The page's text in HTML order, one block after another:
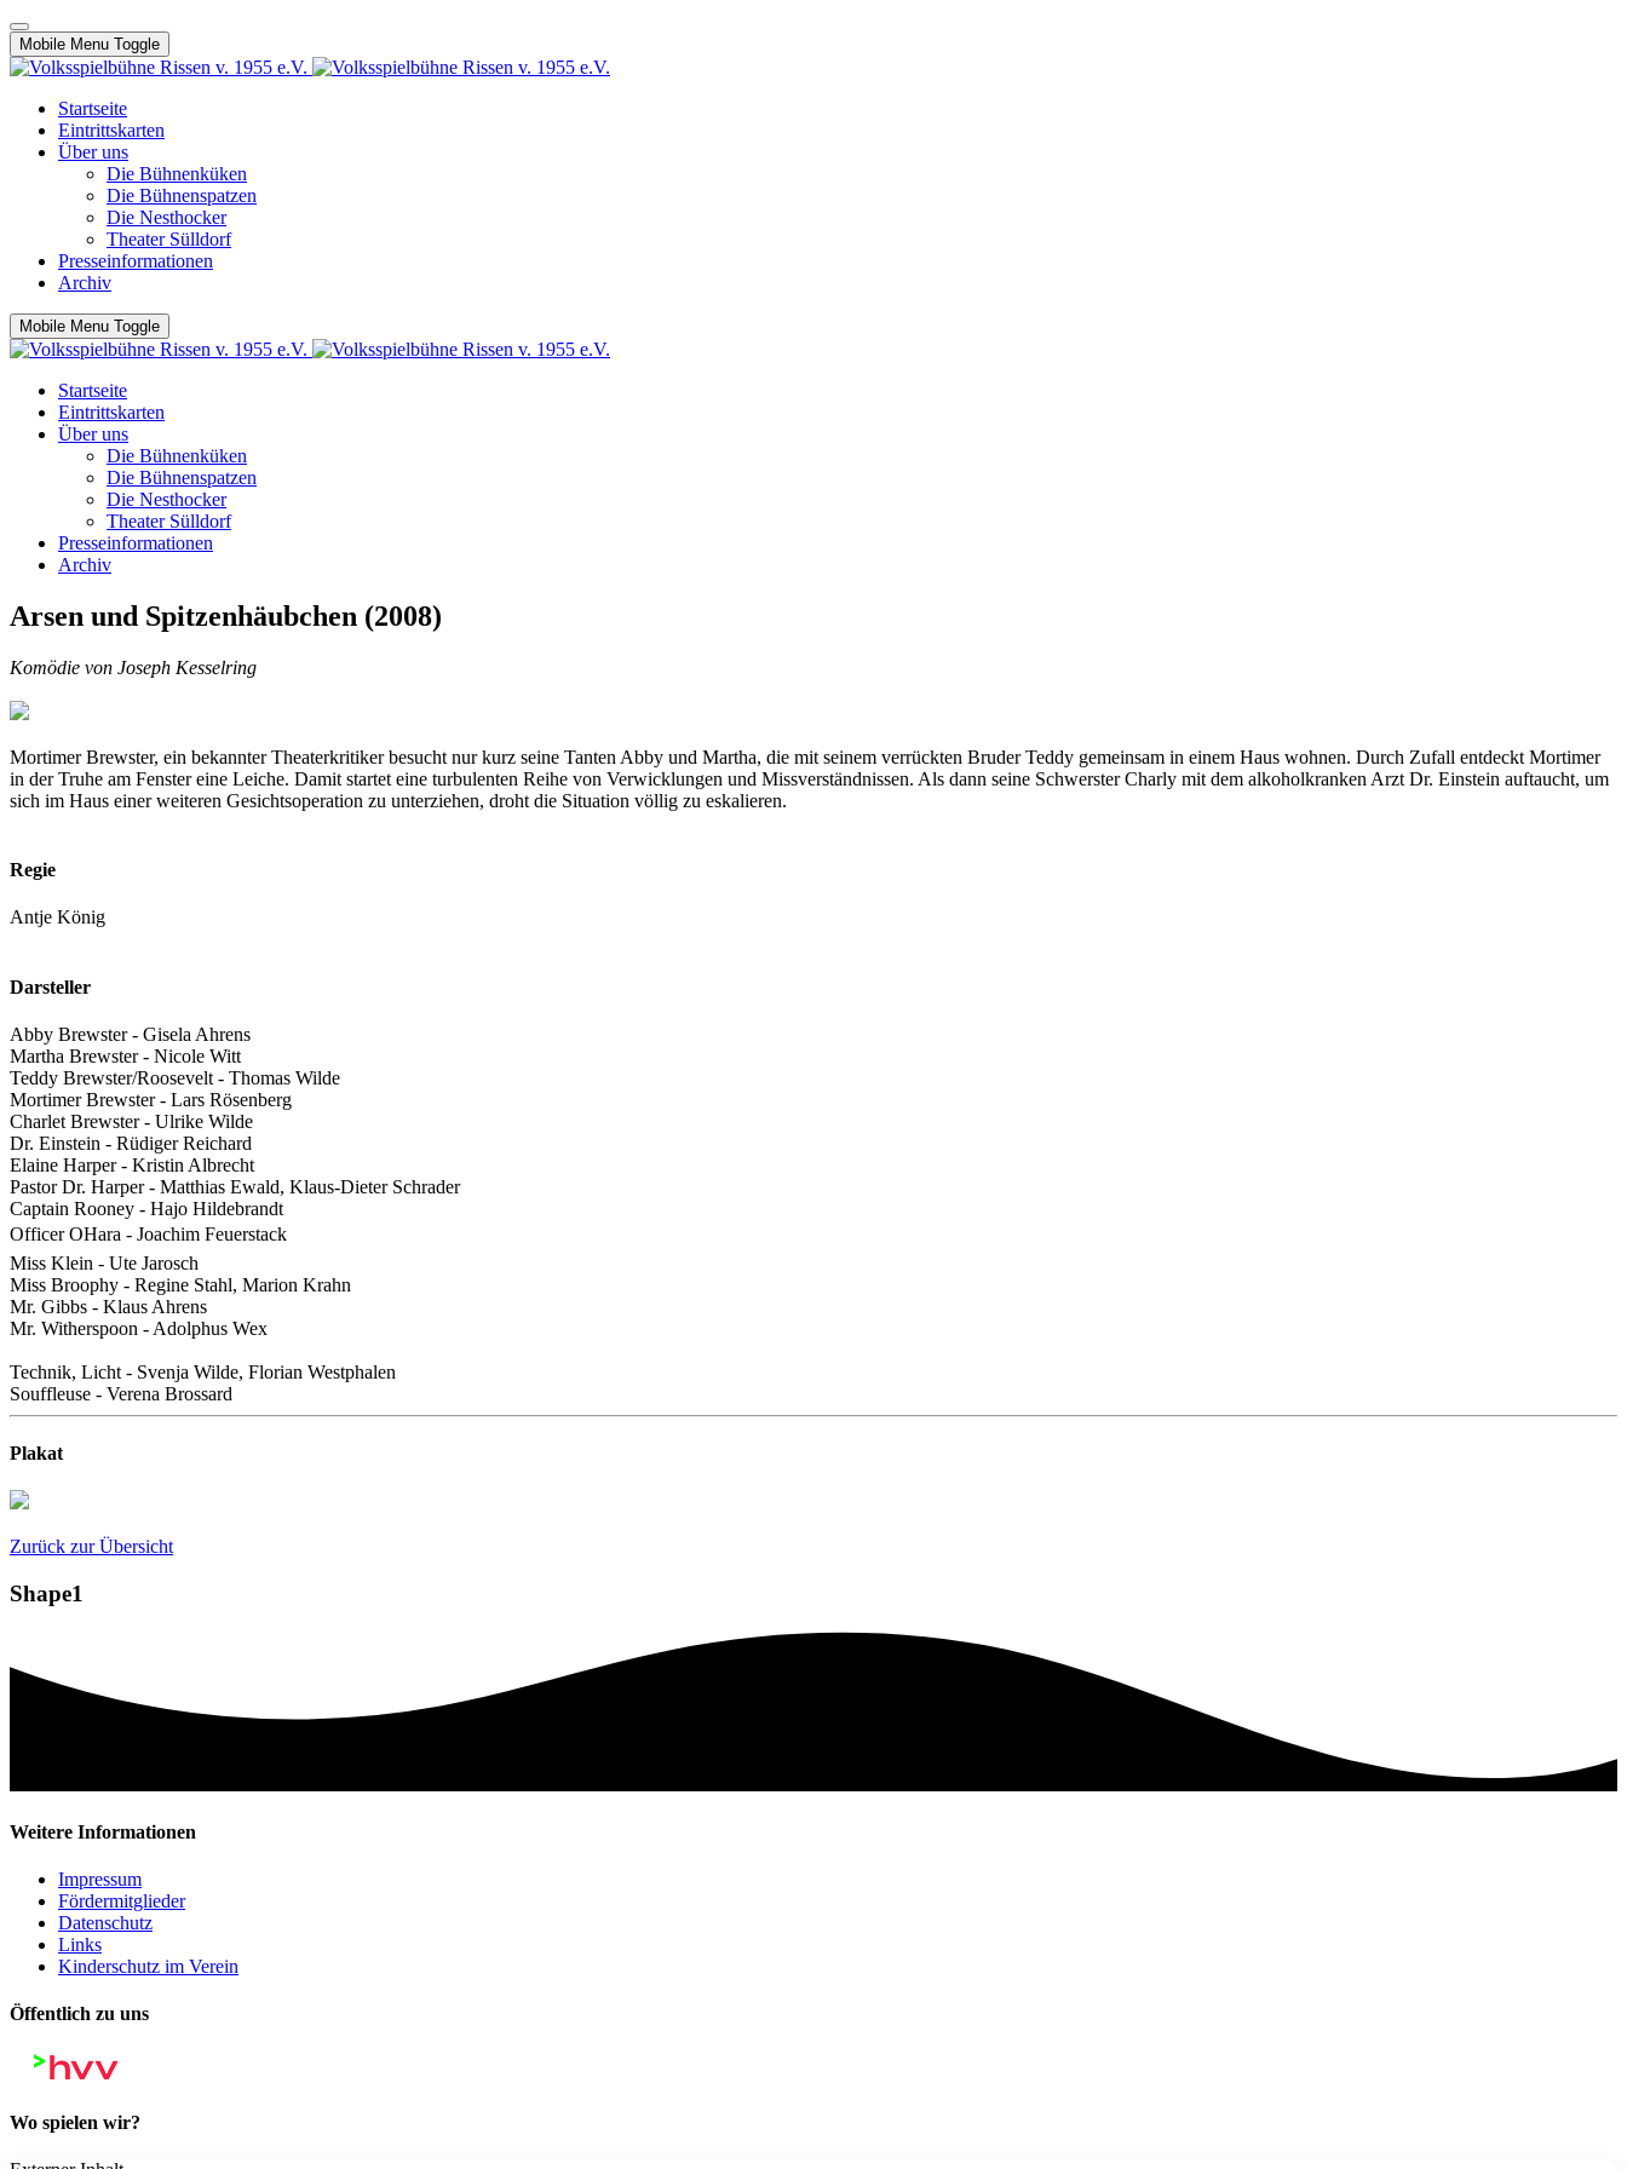
Mobile Menu Toggle
Startseite
Eintrittskarten
Über uns
Die Bühnenküken
Die Bühnenspatzen
Die Nesthocker
Theater Sülldorf
Presseinformationen
Archiv
Mobile Menu Toggle
Startseite
Eintrittskarten
Über uns
Die Bühnenküken
Die Bühnenspatzen
Die Nesthocker
Theater Sülldorf
Presseinformationen
Archiv
Arsen und Spitzenhäubchen (2008)
Komödie von Joseph Kesselring
Mortimer Brewster, ein bekannter Theaterkritiker besucht nur kurz seine Tanten Abby und Martha, die mit seinem verrückten Bruder Teddy gemeinsam in einem Haus wohnen. Durch Zufall entdeckt Mortimer
in der Truhe am Fenster eine Leiche. Damit startet eine turbulenten Reihe von Verwicklungen und Missverständnissen. Als dann seine Schwerster Charly mit dem alkoholkranken Arzt Dr. Einstein auftaucht, um
sich im Haus einer weiteren Gesichtsoperation zu unterziehen, droht die Situation völlig zu eskalieren.
Regie
Antje König
Darsteller
Abby Brewster - Gisela Ahrens
Martha Brewster - Nicole Witt
Teddy Brewster/Roosevelt - Thomas Wilde
Mortimer Brewster - Lars Rösenberg
Charlet Brewster - Ulrike Wilde
Dr. Einstein - Rüdiger Reichard
Elaine Harper - Kristin Albrecht
Pastor Dr. Harper - Matthias Ewald, Klaus-Dieter Schrader
Captain Rooney - Hajo Hildebrandt
Officer OHara - Joachim Feuerstack
Miss Klein - Ute Jarosch
Miss Broophy - Regine Stahl, Marion Krahn
Mr. Gibbs - Klaus Ahrens
Mr. Witherspoon - Adolphus Wex
Technik, Licht - Svenja Wilde, Florian Westphalen
Souffleuse - Verena Brossard
Plakat
Zurück zur Übersicht
Shape1
Weitere Informationen
Impressum
Fördermitglieder
Datenschutz
Links
Kinderschutz im Verein
Öffentlich zu uns
Wo spielen wir?